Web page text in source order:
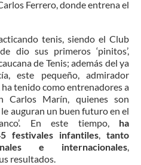
Ferrero, donde entrena el
tenis, siendo el Club
dio sus primeros ‘pinitos’,
de Tenis; además del ya
este pequeño, admirador
tenido como entrenadores a
Carlos Marín, quienes son
auguran un buen futuro en el
En este tiempo, ha
festivales infantiles ,tanto
e internacionales
resultados.